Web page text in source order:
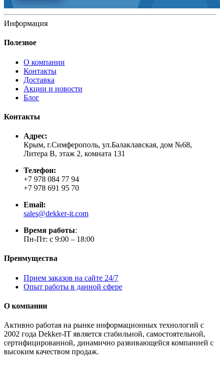
Информация
Полезное
О компании
Контакты
Доставка
Акции и новости
Блог
Контакты
Адрес:
Крым, г.Симферополь, ул.Балаклавская, дом №68,
Литера В, этаж 2, комната 131
Телефон:
+7 978 084 77 94
+7 978 691 95 70
Email:
sales@dekker-it.com
Время работы:
Пн-Пт: с 9:00 – 18:00
Преимущества
Прием заказов на сайте 24/7
Опыт работы в данной сфере
О компании
Активно работая на рынке информационных технологий с
2002 года Dekker-IT является стабильной, самостоятельной,
сертифицированной, динамично развивающейся компанией с
высоким качеством продаж.